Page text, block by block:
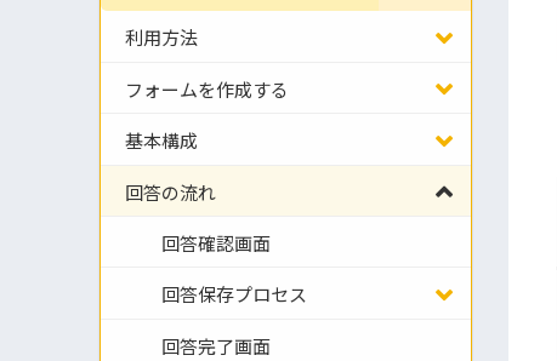
利用方法
フォームを作成する
基本構成
回答の流れ
回答確認画面
回答保存プロセス
回答完了画面